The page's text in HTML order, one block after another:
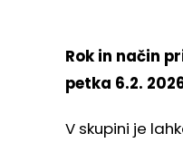
Rok in način
petka 6.2.
V skupini je